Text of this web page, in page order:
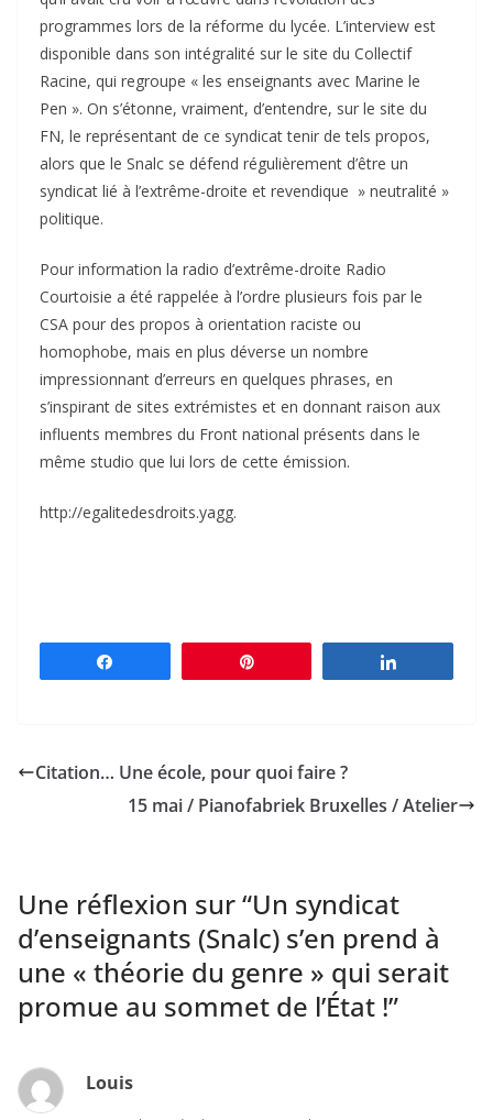
programmes lors de la réforme du lycée. L’interview est
disponible dans son intégralité sur le site du Collectif
Racine, qui regroupe « les enseignants avec Marine le
Pen ». On s’étonne, vraiment, d’entendre, sur le site du
FN, le représentant de ce syndicat tenir de tels propos,
alors que le Snalc se défend régulièrement d’être un
syndicat lié à l’extrême-droite et revendique » neutralité »
politique.
Pour information la radio d’extrême-droite Radio
Courtoisie a été rappelée à l’ordre plusieurs fois par le
CSA pour des propos à orientation raciste ou
homophobe, mais en plus déverse un nombre
impressionnant d’erreurs en quelques phrases, en
s’inspirant de sites extrémistes et en donnant raison aux
influents membres du Front national présents dans le
même studio que lui lors de cette émission.
http://egalitedesdroits.yagg.
Citation… Une école, pour quoi faire ?
15 mai / Pianofabriek Bruxelles / Atelier
Une réflexion sur “Un syndicat
d’enseignants (Snalc) s’en prend à
une « théorie du genre » qui serait
promue au sommet de l’État !”
Louis